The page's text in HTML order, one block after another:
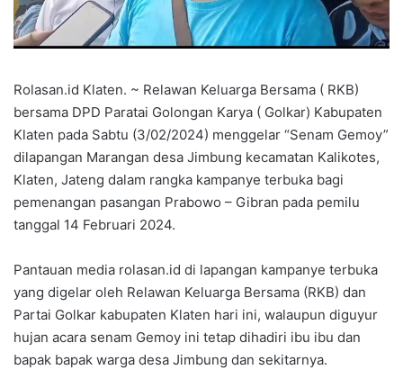
Rolasan.id Klaten. ~ Relawan Keluarga Bersama ( RKB)
bersama DPD Paratai Golongan Karya ( Golkar) Kabupaten
Klaten pada Sabtu (3/02/2024) menggelar “Senam Gemoy”
dilapangan Marangan desa Jimbung kecamatan Kalikotes,
Klaten, Jateng dalam rangka kampanye terbuka bagi
pemenangan pasangan Prabowo – Gibran pada pemilu
tanggal 14 Februari 2024.
Pantauan media rolasan.id di lapangan kampanye terbuka
yang digelar oleh Relawan Keluarga Bersama (RKB) dan
Partai Golkar kabupaten Klaten hari ini, walaupun diguyur
hujan acara senam Gemoy ini tetap dihadiri ibu ibu dan
bapak bapak warga desa Jimbung dan sekitarnya.